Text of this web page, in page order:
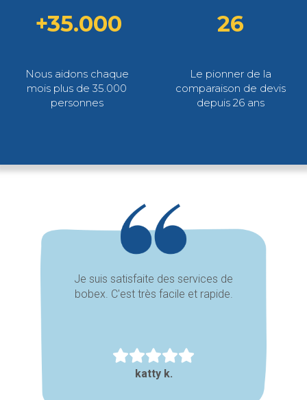
+35.000
Nous aidons chaque
mois plus de 35.000
personnes
26
Le pionner de la
comparaison de devis
depuis 26 ans
Je suis satisfaite des services de
bobex. C'est très facile et rapide.
katty k.